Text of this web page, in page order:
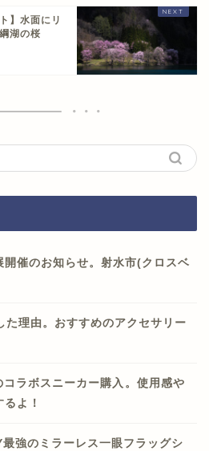
】水面にリ
湖の桜
開催のお知らせ。射水市(クロスベ
た理由。おすすめのアクセサリー
ラボスニーカー購入。使用感や
よ！
強のミラーレス一眼フラッグシ